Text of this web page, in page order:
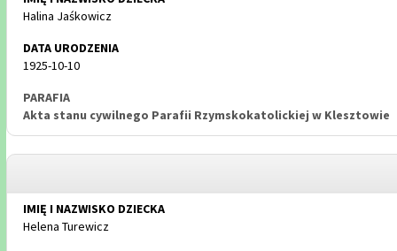
Halina Jaśkowicz
1925-10-10
Akta stanu cywilnego Parafii Rzymskokatolickiej w Klesztowie
Helena Turewicz